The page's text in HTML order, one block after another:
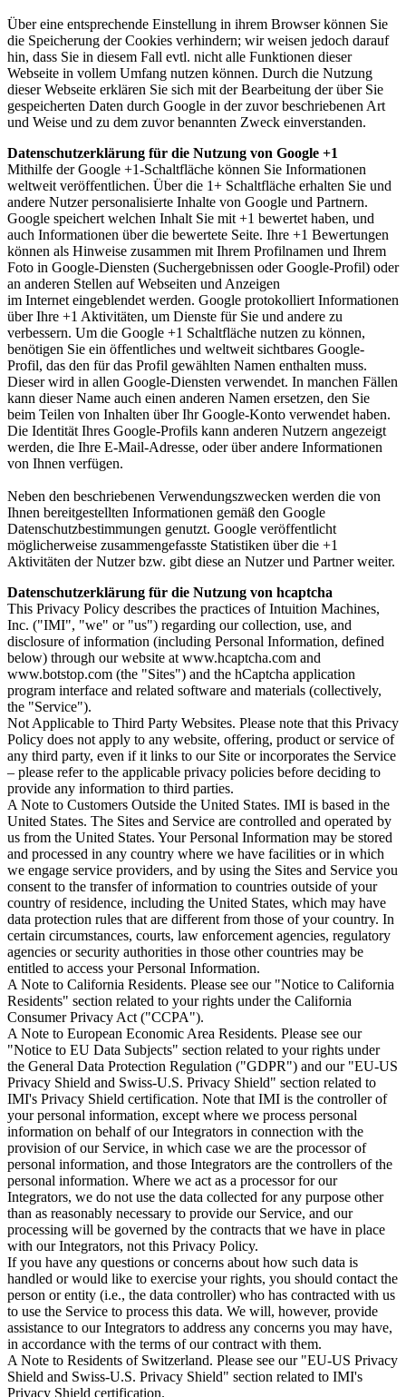
Über eine entsprechende Einstellung in ihrem Browser können Sie
die Speicherung der Cookies verhindern; wir weisen jedoch darauf
hin, dass Sie in diesem Fall evtl. nicht alle Funktionen dieser
Webseite in vollem Umfang nutzen können. Durch die Nutzung
dieser Webseite erklären Sie sich mit der Bearbeitung der über Sie
gespeicherten Daten durch Google in der zuvor beschriebenen Art
und Weise und zu dem zuvor benannten Zweck einverstanden.
Datenschutzerklärung für die Nutzung von Google +1
Mithilfe der Google +1-Schaltfläche können Sie Informationen
weltweit veröffentlichen. Über die 1+ Schaltfläche erhalten Sie und
andere Nutzer personalisierte Inhalte von Google und Partnern.
Google speichert welchen Inhalt Sie mit +1 bewertet haben, und
auch Informationen über die bewertete Seite. Ihre +1 Bewertungen
können als Hinweise zusammen mit Ihrem Profilnamen und Ihrem
Foto in Google-Diensten (Suchergebnissen oder Google-Profil) oder
an anderen Stellen auf Webseiten und Anzeigen
im Internet eingeblendet werden. Google protokolliert Informationen
über Ihre +1 Aktivitäten, um Dienste für Sie und andere zu
verbessern. Um die Google +1 Schaltfläche nutzen zu können,
benötigen Sie ein öffentliches und weltweit sichtbares Google-
Profil, das den für das Profil gewählten Namen enthalten muss.
Dieser wird in allen Google-Diensten verwendet. In manchen Fällen
kann dieser Name auch einen anderen Namen ersetzen, den Sie
beim Teilen von Inhalten über Ihr Google-Konto verwendet haben.
Die Identität Ihres Google-Profils kann anderen Nutzern angezeigt
werden, die Ihre E-Mail-Adresse, oder über andere Informationen
von Ihnen verfügen.
Neben den beschriebenen Verwendungszwecken werden die von
Ihnen bereitgestellten Informationen gemäß den Google
Datenschutzbestimmungen genutzt. Google veröffentlicht
möglicherweise zusammengefasste Statistiken über die +1
Aktivitäten der Nutzer bzw. gibt diese an Nutzer und Partner weiter.
Datenschutzerklärung für die Nutzung von hcaptcha
This Privacy Policy describes the practices of Intuition Machines,
Inc. ("IMI", "we" or "us") regarding our collection, use, and
disclosure of information (including Personal Information, defined
below) through our website at www.hcaptcha.com and
www.botstop.com (the "Sites") and the hCaptcha application
program interface and related software and materials (collectively,
the "Service").
Not Applicable to Third Party Websites. Please note that this Privacy
Policy does not apply to any website, offering, product or service of
any third party, even if it links to our Site or incorporates the Service
– please refer to the applicable privacy policies before deciding to
provide any information to third parties.
A Note to Customers Outside the United States. IMI is based in the
United States. The Sites and Service are controlled and operated by
us from the United States. Your Personal Information may be stored
and processed in any country where we have facilities or in which
we engage service providers, and by using the Sites and Service you
consent to the transfer of information to countries outside of your
country of residence, including the United States, which may have
data protection rules that are different from those of your country. In
certain circumstances, courts, law enforcement agencies, regulatory
agencies or security authorities in those other countries may be
entitled to access your Personal Information.
A Note to California Residents. Please see our "Notice to California
Residents" section related to your rights under the California
Consumer Privacy Act ("CCPA").
A Note to European Economic Area Residents. Please see our
"Notice to EU Data Subjects" section related to your rights under
the General Data Protection Regulation ("GDPR") and our "EU-US
Privacy Shield and Swiss-U.S. Privacy Shield" section related to
IMI's Privacy Shield certification. Note that IMI is the controller of
your personal information, except where we process personal
information on behalf of our Integrators in connection with the
provision of our Service, in which case we are the processor of
personal information, and those Integrators are the controllers of the
personal information. Where we act as a processor for our
Integrators, we do not use the data collected for any purpose other
than as reasonably necessary to provide our Service, and our
processing will be governed by the contracts that we have in place
with our Integrators, not this Privacy Policy.
If you have any questions or concerns about how such data is
handled or would like to exercise your rights, you should contact the
person or entity (i.e., the data controller) who has contracted with us
to use the Service to process this data. We will, however, provide
assistance to our Integrators to address any concerns you may have,
in accordance with the terms of our contract with them.
A Note to Residents of Switzerland. Please see our "EU-US Privacy
Shield and Swiss-U.S. Privacy Shield" section related to IMI's
Privacy Shield certification.